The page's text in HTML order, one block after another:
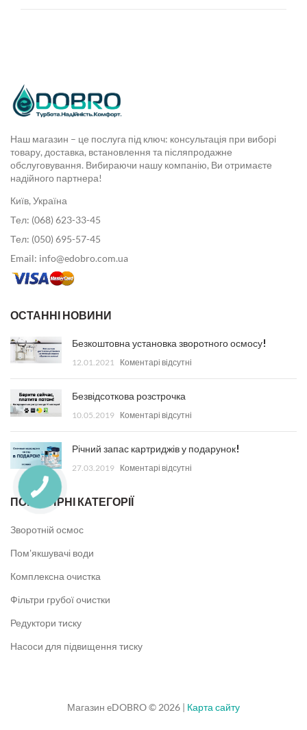
Наш магазин – це послуга під ключ: консультація при виборі
товару, доставка, встановлення та післяпродажне
обслуговування. Вибираючи нашу компанію, Ви отримаєте
надійного партнера!
Київ, Україна
Тел: (068) 623-33-45
Тел: (050) 695-57-45
Email: info@edobro.com.ua
ОСТАННІ НОВИНИ
Безкоштовна установка зворотного осмосу!
12.01.2021 Коментарі відсутні
Безвідсоткова розстрочка
10.05.2019 Коментарі відсутні
Річний запас картриджів у подарунок!
27.03.2019 Коментарі відсутні
ПОПУЛЯРНІ КАТЕГОРІЇ
Зворотній осмос
Пом'якшувачі води
Комплексна очистка
Фільтри грубої очистки
Редуктори тиску
Насоси для підвищення тиску
Магазин eDOBRO © 2026 | Карта сайту